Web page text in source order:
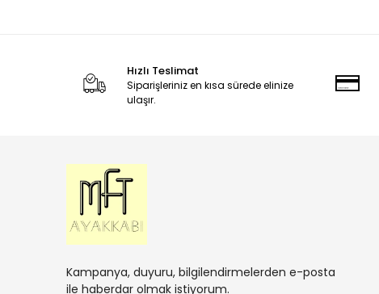
Hızlı Teslimat
Siparişleriniz en kısa sürede elinize
ulaşır.
Kampanya, duyuru, bilgilendirmelerden e-posta
ile haberdar olmak istiyorum.